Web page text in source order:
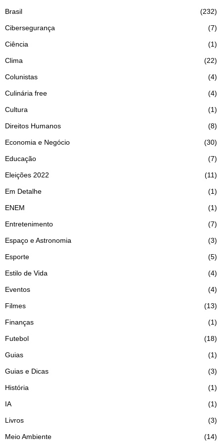
Brasil 232
Cibersegurança 7
Ciência 1
Clima 22
Colunistas 4
Culinária free 4
Cultura 1
Direitos Humanos 8
Economia e Negócio 30
Educação 7
Eleições 2022 11
Em Detalhe 1
ENEM 1
Entretenimento 7
Espaço e Astronomia 3
Esporte 5
Estilo de Vida 4
Eventos 4
Filmes 13
Finanças 1
Futebol 18
Guias 1
Guias e Dicas 3
História 1
IA 1
Livros 3
Meio Ambiente 14